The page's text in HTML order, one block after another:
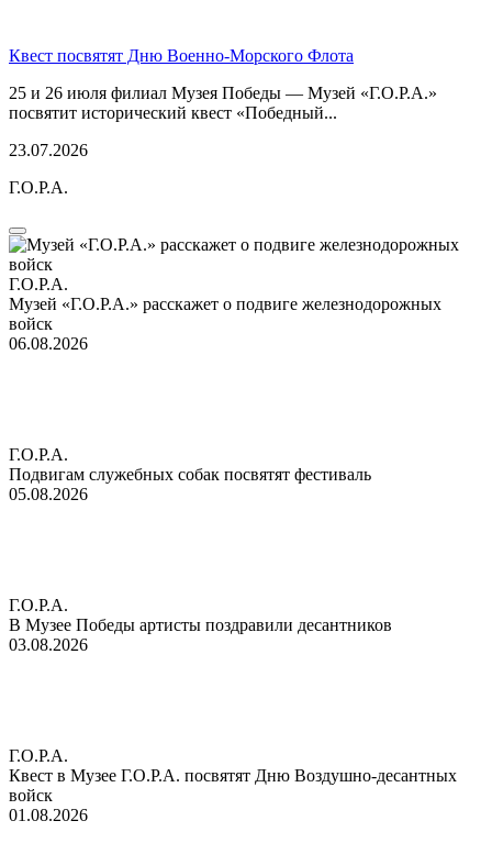
Квест посвятят Дню Военно-Морского Флота
25 и 26 июля филиал Музея Победы — Музей «Г.О.Р.А.»
посвятит исторический квест «Победный...
23.07.2026
Г.О.Р.А.
Г.О.Р.А.
Музей «Г.О.Р.А.» расскажет о подвиге железнодорожных
войск
06.08.2026
Г.О.Р.А.
Подвигам служебных собак посвятят фестиваль
05.08.2026
Г.О.Р.А.
В Музее Победы артисты поздравили десантников
03.08.2026
Г.О.Р.А.
Квест в Музее Г.О.Р.А. посвятят Дню Воздушно-десантных
войск
01.08.2026